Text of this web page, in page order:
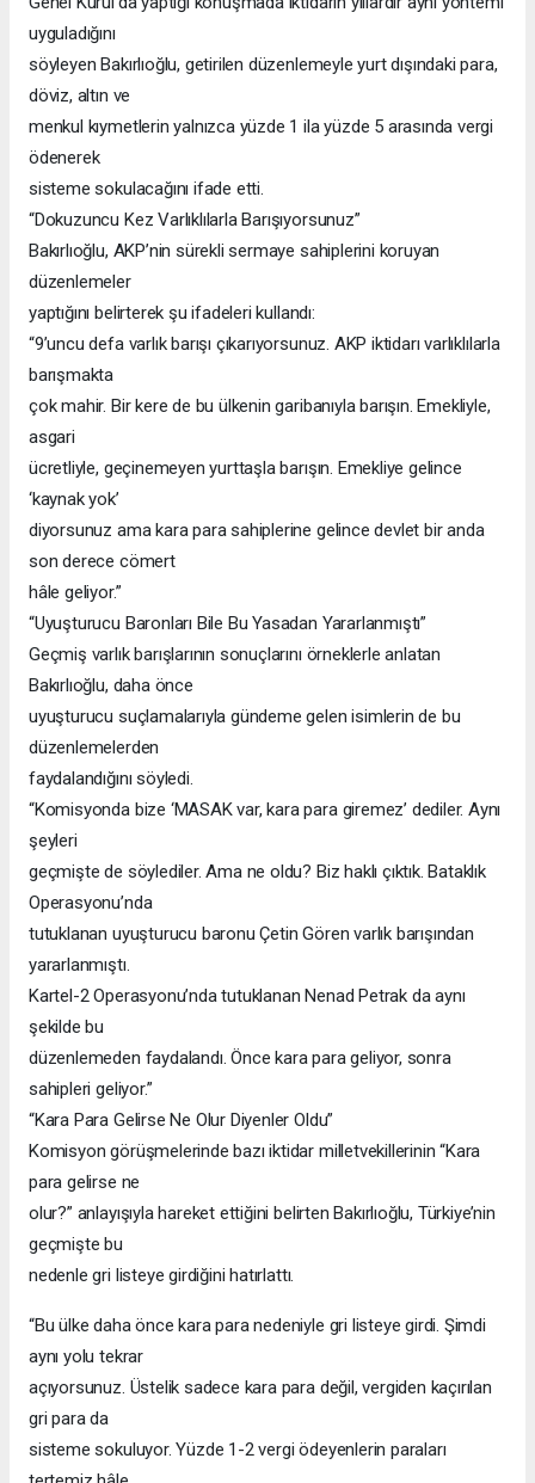
uyguladığını
söyleyen Bakırlıoğlu, getirilen düzenlemeyle yurt dışındaki para,
döviz, altın ve
menkul kıymetlerin yalnızca yüzde 1 ila yüzde 5 arasında vergi
ödenerek
sisteme sokulacağını ifade etti.
“Dokuzuncu Kez Varlıklılarla Barışıyorsunuz”
Bakırlıoğlu, AKP’nin sürekli sermaye sahiplerini koruyan
düzenlemeler
yaptığını belirterek şu ifadeleri kullandı:
“9’uncu defa varlık barışı çıkarıyorsunuz. AKP iktidarı varlıklılarla
barışmakta
çok mahir. Bir kere de bu ülkenin garibanıyla barışın. Emekliyle,
asgari
ücretliyle, geçinemeyen yurttaşla barışın. Emekliye gelince
‘kaynak yok’
diyorsunuz ama kara para sahiplerine gelince devlet bir anda
son derece cömert
hâle geliyor.”
“Uyuşturucu Baronları Bile Bu Yasadan Yararlanmıştı”
Geçmiş varlık barışlarının sonuçlarını örneklerle anlatan
Bakırlıoğlu, daha önce
uyuşturucu suçlamalarıyla gündeme gelen isimlerin de bu
düzenlemelerden
faydalandığını söyledi.
“Komisyonda bize ‘MASAK var, kara para giremez’ dediler. Aynı
şeyleri
geçmişte de söylediler. Ama ne oldu? Biz haklı çıktık. Bataklık
Operasyonu’nda
tutuklanan uyuşturucu baronu Çetin Gören varlık barışından
yararlanmıştı.
Kartel-2 Operasyonu’nda tutuklanan Nenad Petrak da aynı
şekilde bu
düzenlemeden faydalandı. Önce kara para geliyor, sonra
sahipleri geliyor.”
“Kara Para Gelirse Ne Olur Diyenler Oldu”
Komisyon görüşmelerinde bazı iktidar milletvekillerinin “Kara
para gelirse ne
olur?” anlayışıyla hareket ettiğini belirten Bakırlıoğlu, Türkiye’nin
geçmişte bu
nedenle gri listeye girdiğini hatırlattı.
“Bu ülke daha önce kara para nedeniyle gri listeye girdi. Şimdi
aynı yolu tekrar
açıyorsunuz. Üstelik sadece kara para değil, vergiden kaçırılan
gri para da
sisteme sokuluyor. Yüzde 1-2 vergi ödeyenlerin paraları